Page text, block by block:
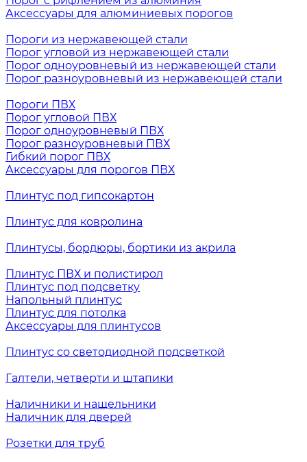
Аксессуары для алюминиевых порогов
Пороги из нержавеющей стали
Порог угловой из нержавеющей стали
Порог одноуровневый из нержавеющей стали
Порог разноуровневый из нержавеющей стали
Пороги ПВХ
Порог угловой ПВХ
Порог одноуровневый ПВХ
Порог разноуровневый ПВХ
Гибкий порог ПВХ
Аксессуары для порогов ПВХ
Плинтус под гипсокартон
Плинтус для ковролина
Плинтусы, бордюры, бортики из акрила
Плинтус ПВХ и полистирол
Плинтус под подсветку
Напольный плинтус
Плинтус для потолка
Аксессуары для плинтусов
Плинтус со светодиодной подсветкой
Галтели, четверти и штапики
Наличники и нащельники
Наличник для дверей
Розетки для труб